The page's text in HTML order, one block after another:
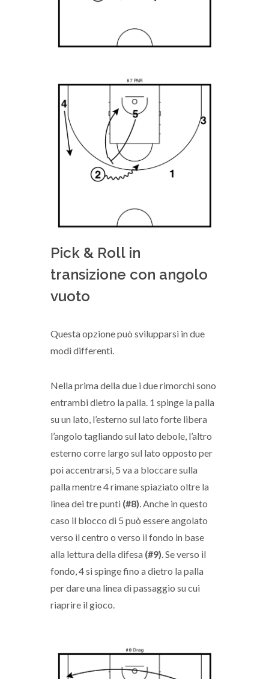
Pick & Roll in
transizione con angolo
vuoto
Questa opzione può svilupparsi in due
modi differenti.
Nella prima della due i due rimorchi sono
entrambi dietro la palla. 1 spinge la palla
su un lato, l’esterno sul lato forte libera
l’angolo tagliando sul lato debole, l’altro
esterno corre largo sul lato opposto per
poi accentrarsi, 5 va a bloccare sulla
palla mentre 4 rimane spiaziato oltre la
linea dei tre punti (#8). Anche in questo
caso il blocco di 5 può essere angolato
verso il centro o verso il fondo in base
alla lettura della difesa (#9). Se verso il
fondo, 4 si spinge fino a dietro la palla
per dare una linea di passaggio su cui
riaprire il gioco.